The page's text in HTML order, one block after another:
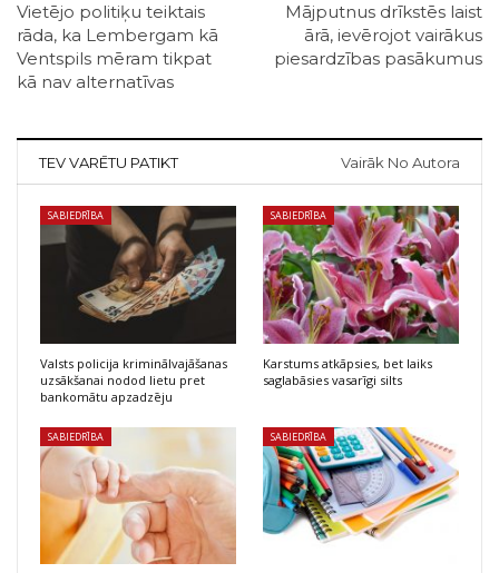
Vietējo politiķu teiktais
rāda, ka Lembergam kā
Ventspils mēram tikpat
kā nav alternatīvas
Mājputnus drīkstēs laist
ārā, ievērojot vairākus
piesardzības pasākumus
TEV VARĒTU PATIKT Vairāk No Autora
SABIEDRĪBA
Valsts policija kriminālvajāšanas
uzsākšanai nodod lietu pret
bankomātu apzadzēju
SABIEDRĪBA
Karstums atkāpsies, bet laiks
saglabāsies vasarīgi silts
SABIEDRĪBA SABIEDRĪBA